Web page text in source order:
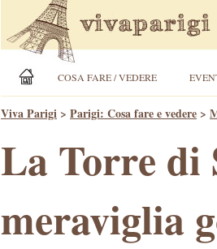
COSA FARE / VEDERE
Viva Parigi > Parigi: Cosa fare e vedere >
La Torre di
meraviglia